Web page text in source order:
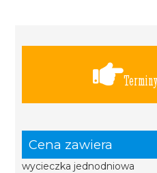
Cena zawiera
wycieczka jednodniowa